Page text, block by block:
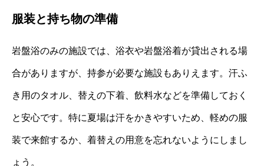
服装と持ち物の準備
岩盤浴のみの施設では、浴衣や岩盤浴着が貸出される場
合がありますが、持参が必要な施設もありえます。汗ふ
き用のタオル、替えの下着、飲料水などを準備しておく
と安心です。特に夏場は汗をかきやすいため、軽めの服
装で来館するか、着替えの用意を忘れないようにしまし
ょう。